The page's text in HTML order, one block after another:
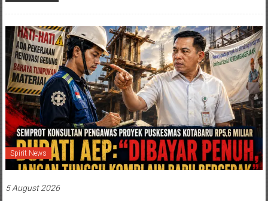
Spirit News
5 August 2026